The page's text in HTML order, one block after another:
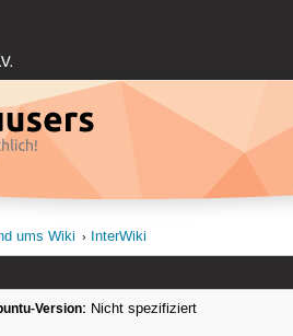
ums Wiki InterWiki
Version: Nicht spezifiziert